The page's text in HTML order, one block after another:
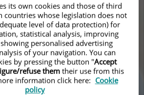
millors especialista
its own cookies and those of third
countries whose legislation does not
level of data protection) for
statistical analysis, improving
personalised advertising
of your navigation. You can
by pressing the button "Accept
refuse themtheir use from this
information click here: Cookie
policy